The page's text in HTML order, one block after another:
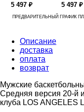
5 497 ₽ 5 497 ₽
ПРЕДВАРИТЕЛЬНЫЙ ГРАФИК
Описание
доставка
оплата
возврат
Мужские
Средняя версия 20-й
клуба LOS ANGELES